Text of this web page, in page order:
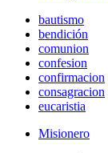
bautismo
bendición
comunion
confesion
confirmacion
consagracion
eucaristia
Misionero